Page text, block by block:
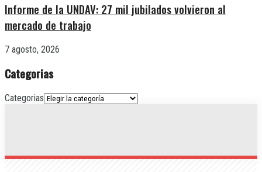
Informe de la UNDAV: 27 mil jubilados volvieron al
mercado de trabajo
7 agosto, 2026
Categorias
Categorias